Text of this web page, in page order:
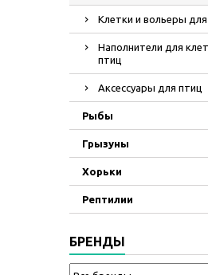
Клетки и вольеры для
Наполнители для
птиц
Аксессуары для птиц
Рыбы
Грызуны
Хорьки
Рептилии
БРЕНДЫ